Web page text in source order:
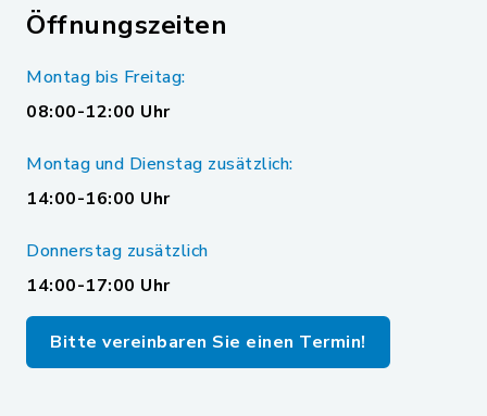
Öffnungszeiten
Montag bis Freitag:
08:00-12:00 Uhr
Montag und Dienstag zusätzlich:
14:00-16:00 Uhr
Donnerstag zusätzlich
14:00-17:00 Uhr
Bitte vereinbaren Sie einen Termin!